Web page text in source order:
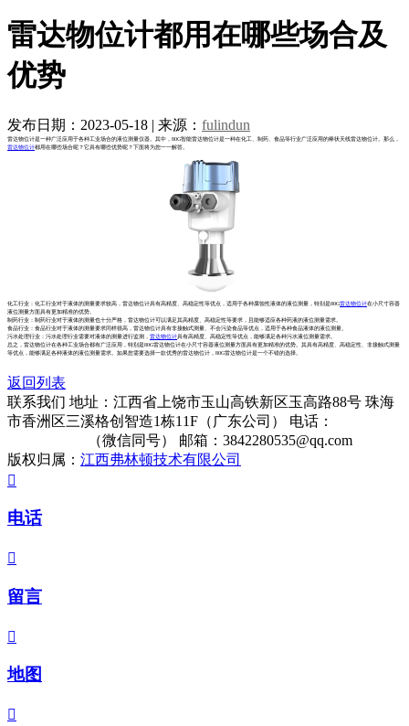
雷达物位计都用在哪些场合及
优势
发布日期：2023-05-18 | 来源： fulindun
雷达物位计是一种广泛应用于各种工业场合的液位测量仪器。其中，80G智能雷达物位计是一种在化工、制药、食品等行业广泛应用的棒状天线雷达物位计。那么，
雷达物位计都用在哪些场合呢？它具有哪些优势呢？下面将为您一一解答。
化工行业：化工行业对于液体的测量要求较高，雷达物位计具有高精度、高稳定性等优点，适用于各种腐蚀性液体的液位测量，特别是80G雷达物位计在小尺寸容器
液位测量方面具有更加精准的优势。
制药行业：制药行业对于液体的测量也十分严格，雷达物位计可以满足其高精度、高稳定性等要求，且能够适应各种药液的液位测量需求。
食品行业：食品行业对于液体的测量要求同样很高，雷达物位计具有非接触式测量、不会污染食品等优点，适用于各种食品液体的液位测量。
污水处理行业：污水处理行业需要对液体的测量进行监测， 雷达物位计具有高精度、高稳定性等优点，能够满足各种污水液位测量需求。
总之，雷达物位计在各种工业场合都有广泛应用，特别是80G雷达物位计在小尺寸容器液位测量方面具有更加精准的优势。其具有高精度、高稳定性、非接触式测量
等优点，能够满足各种液体的液位测量需求。如果您需要选择一款优秀的雷达物位计，80G雷达物位计是一个不错的选择。
返回列表
联系我们 地址：江西省上饶市玉山高铁新区玉高路88号 珠海
市香洲区三溪格创智造1栋11F（广东公司）
电话：
（微信同号）
邮箱：3842280535@qq.com
版权归属： 江西弗林顿技术有限公司

电话

留言

地图
